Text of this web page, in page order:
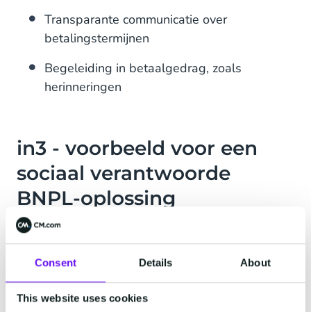
Consent Details About
This website uses cookies
Transparante communicatie over
betalingstermijnen
Begeleiding in betaalgedrag, zoals
herinneringen
in3 - voorbeeld voor een
sociaal verantwoorde
BNPL-oplossing
Tegen deze achtergrond is
BNPL-optie maakt het mogelijk om in drie gelijke
termijnen te betalen binnen een periode van 60
dagen — zonder rente of extra kosten. De
betaling verloopt via iDEAL, wat voor